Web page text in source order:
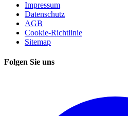
Impressum
Datenschutz
AGB
Cookie-Richtlinie
Sitemap
Folgen Sie uns